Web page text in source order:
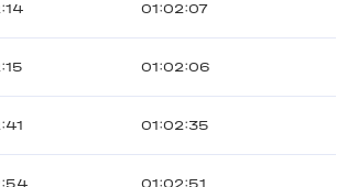
01:02:07
01:02:06
01:02:35
01:02:51